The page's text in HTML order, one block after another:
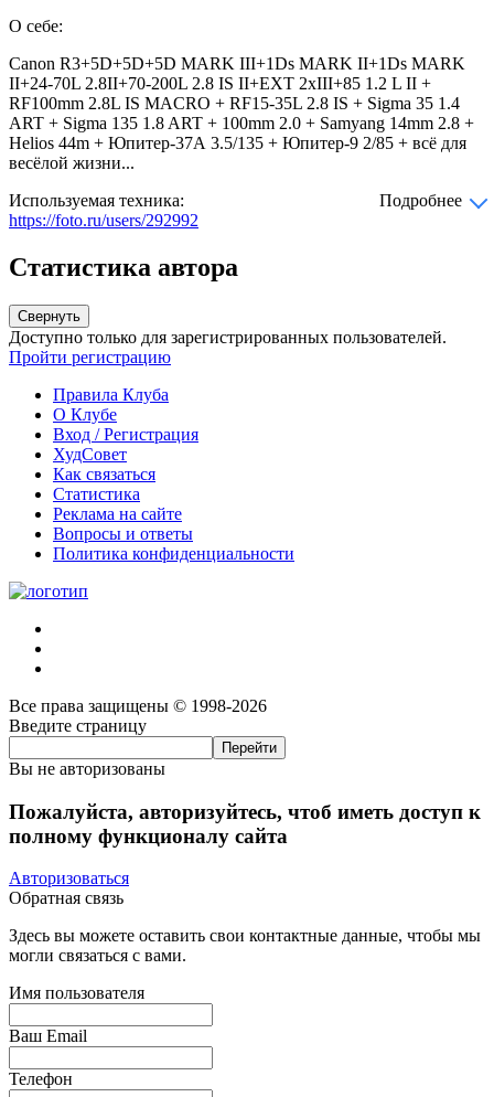
О себе:
Canon R3+5D+5D+5D MARK III+1Ds MARK II+1Ds MARK
II+24-70L 2.8II+70-200L 2.8 IS II+EXT 2xIII+85 1.2 L II +
RF100mm 2.8L IS MACRO + RF15-35L 2.8 IS + Sigma 35 1.4
ART + Sigma 135 1.8 ART + 100mm 2.0 + Samyang 14mm 2.8 +
Helios 44m + Юпитер-37А 3.5/135 + Юпитер-9 2/85 + всё для
весёлой жизни...
Используемая техника:
Подробнее
https://foto.ru/users/292992
Статистика автора
Свернуть
Доступно только для зарегистрированных пользователей.
Пройти регистрацию
Правила Клуба
О Клубе
Вход / Регистрация
ХудСовет
Как связаться
Статистика
Реклама на сайте
Вопросы и ответы
Политика конфиденциальности
Все права защищены © 1998-2026
Введите страницу
Вы не авторизованы
Пожалуйста, авторизуйтесь, чтоб иметь доступ к
полному функционалу сайта
Авторизоваться
Обратная связь
Здесь вы можете оставить свои контактные данные, чтобы мы
могли связаться с вами.
Имя пользователя
Ваш Email
Телефон